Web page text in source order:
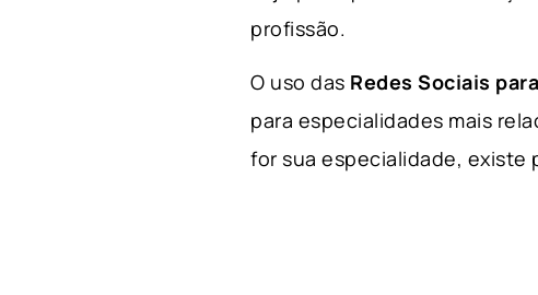
profissão.
O uso das Redes Sociais
para especialidades mais
for sua especialidade, existe